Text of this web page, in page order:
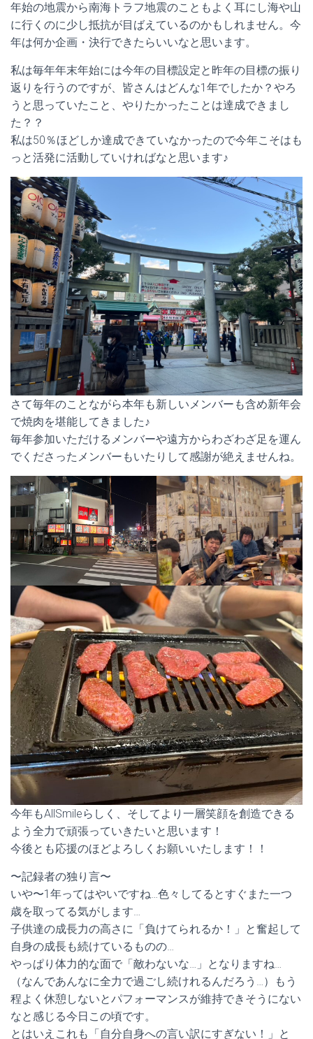
年始の地震から南海トラフ地震のこともよく耳にし海や山
に行くのに少し抵抗が目ばえているのかもしれません。今
年は何か企画・決行できたらいいなと思います。
私は毎年年末年始には今年の目標設定と昨年の目標の振り
返りを行うのですが、皆さんはどんな1年でしたか？やろ
うと思っていたこと、やりたかったことは達成できまし
た？？
私は50％ほどしか達成できていなかったので今年こそはも
っと活発に活動していければなと思います♪
さて毎年のことながら本年も新しいメンバーも含め新年会
で焼肉を堪能してきました♪
毎年参加いただけるメンバーや遠方からわざわざ足を運ん
でくださったメンバーもいたりして感謝が絶えませんね。
今年もAllSmileらしく、そしてより一層笑顔を創造できる
よう全力で頑張っていきたいと思います！
今後とも応援のほどよろしくお願いいたします！！
〜記録者の独り言〜
いや〜1年ってはやいですね…色々してるとすぐまた一つ
歳を取ってる気がします…
子供達の成長力の高さに「負けてられるか！」と奮起して
自身の成長も続けているものの…
やっぱり体力的な面で「敵わないな…」となりますね…
（なんであんなに全力で過ごし続けれるんだろう…）もう
程よく休憩しないとパフォーマンスが維持できそうにない
なと感じる今日この頃です。
とはいえこれも「自分自身への言い訳にすぎない！」と